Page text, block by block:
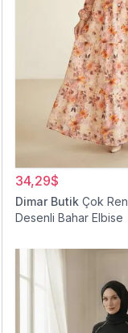
34,29$
Dimar Butik Çok
Desenli Bahar Elbise